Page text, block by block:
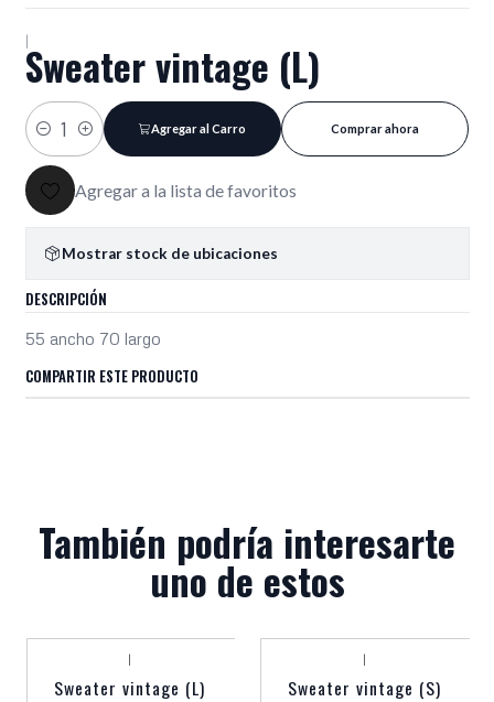
|Sweater vintage (L)
Cantidad
Agregar al Carro Comprar ahora
Agregar a la lista de favoritos
Mostrar stock de ubicaciones
DESCRIPCIÓN
55 ancho 70 largo
COMPARTIR ESTE PRODUCTO
También podría interesarte
uno de estos
|
Sweater vintage (L)
|
Sweater vintage (S)